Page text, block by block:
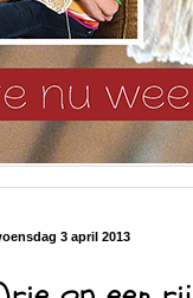
3 april 2013